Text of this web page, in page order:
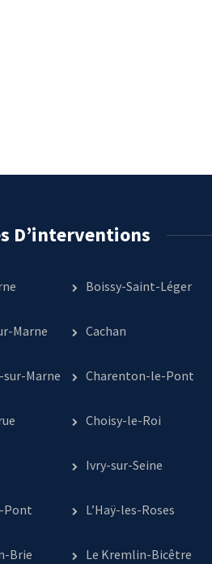
D’interventions
Boissy-Saint-Léger
Marne Cachan
Marne Charenton-le-Pont
Choisy-le-Roi
Ivry-sur-Seine
Pont L’Haÿ-les-Roses
Brie Le Kremlin-Bicêtre